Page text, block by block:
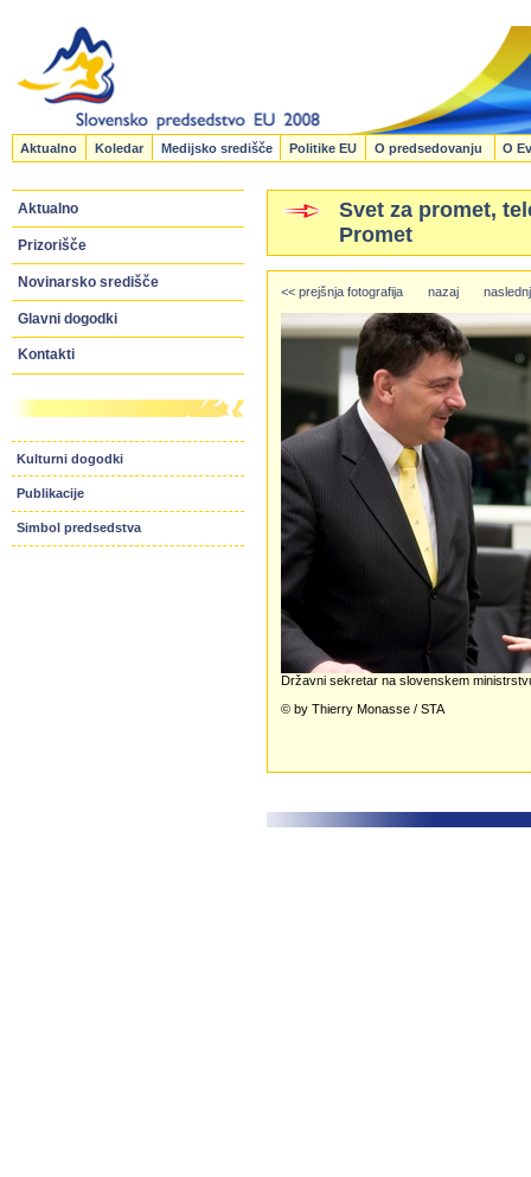
Aktualno Koledar Medijsko središče Politike EU O predsedovanju O
Aktualno
Prizorišče
Novinarsko središče
Glavni dogodki
Kontakti
Kulturni dogodki
Publikacije
Simbol predsedstva
Svet za promet,
Promet
<< prejšnja fotografija nazaj
Državni sekretar na slovenskem
© by Thierry Monasse / STA